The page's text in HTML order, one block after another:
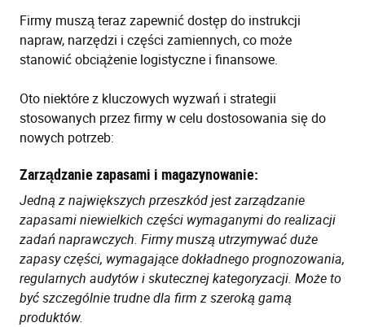
Firmy muszą teraz zapewnić dostęp do instrukcji
napraw, narzędzi i części zamiennych, co może
stanowić obciążenie logistyczne i finansowe.
Oto niektóre z kluczowych wyzwań i strategii
stosowanych przez firmy w celu dostosowania się do
nowych potrzeb:
Zarządzanie zapasami i magazynowanie:
Jedną z największych przeszkód jest zarządzanie
zapasami niewielkich części wymaganymi do realizacji
zadań naprawczych. Firmy muszą utrzymywać duże
zapasy części, wymagające dokładnego prognozowania,
regularnych audytów i skutecznej kategoryzacji. Może to
być szczególnie trudne dla firm z szeroką gamą
produktów.